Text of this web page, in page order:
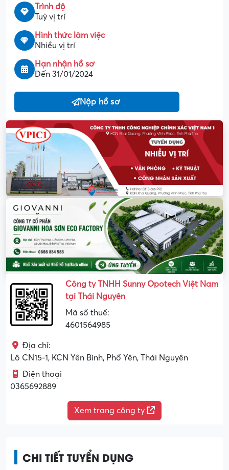
Trình độ
Tuỳ vị trí
Hình thức làm việc
Nhiều vị trí
Hạn nhận hồ sơ
Đến 31/01/2024
Nộp hồ sơ
Công ty TNHH Sunny Opotech Việt Nam
tại Thái Nguyên
Mã số thuế:
4601564985
Địa chỉ:
Lô CN15-1, KCN Yên Bình, Phổ Yên, Thái Nguyên
Điện thoại
0365692889
Xem trang công ty
CHI TIẾT TUYỂN DỤNG